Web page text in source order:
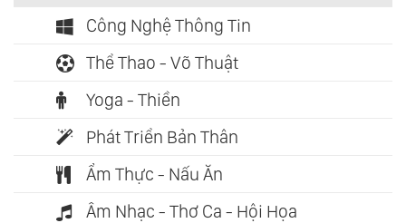
Công Nghệ Thông Tin
Thể Thao - Võ Thuật
Yoga - Thiền
Phát Triển Bản Thân
Ẩm Thực - Nấu Ăn
Âm Nhạc - Thơ Ca - Hội Họa